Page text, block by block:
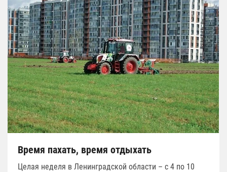
Время пахать, время отдыхать
Целая неделя в Ленинградской области – с 4 по 10